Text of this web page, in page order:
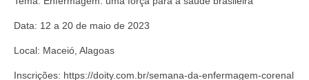
Data: 12 a 20 de maio de 2023
Local: Maceió, Alagoas
Inscrições: https://doity.com.br/semana-da-enfermagem-corenal